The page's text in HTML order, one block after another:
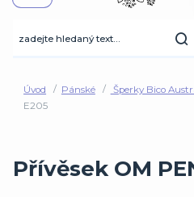
Úvod Pánské Šperky Bico
E205
Přívěsek OM